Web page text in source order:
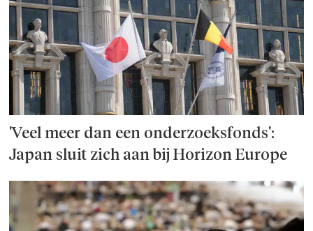
'Veel meer dan een onderzoeks­fonds':
Japan sluit zich aan bij Horizon Europe